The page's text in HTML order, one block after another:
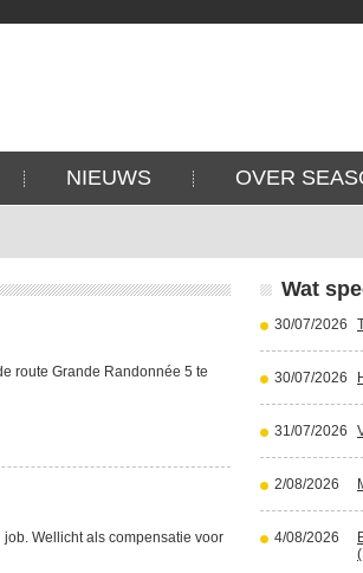
NIEUWS OVER
route Grande Randonnée 5 te
Wellicht als compensatie voor
Wat
30/07/2026
30/07/2026
31/07/2026
2/08/2026
4/08/2026